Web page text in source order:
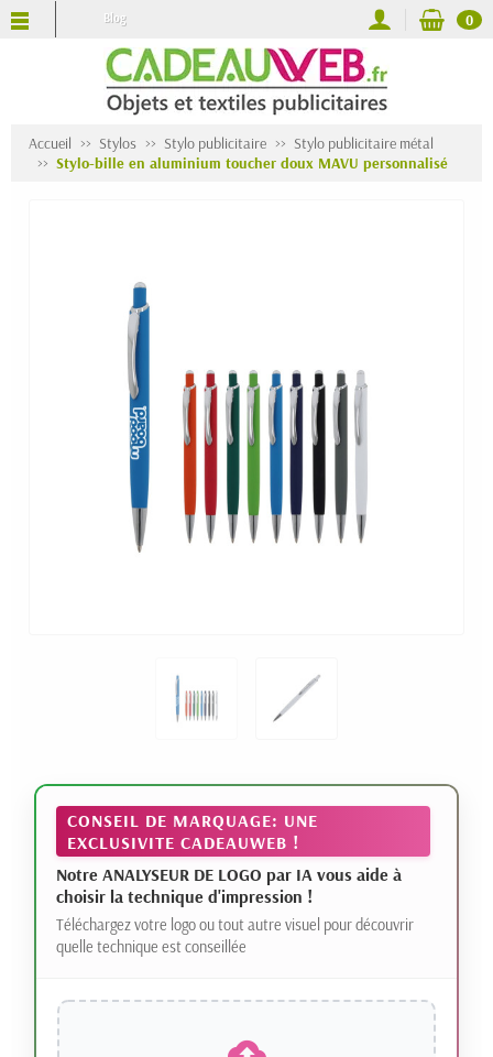
Blog 0
Accueil Stylos Stylo publicitaire
Stylo publicitaire métal
Stylo-bille en aluminium toucher doux MAVU personnalisé
CONSEIL DE MARQUAGE: UNE
EXCLUSIVITE CADEAUWEB !
Notre ANALYSEUR DE LOGO par IA vous aide à
choisir la technique d'impression !
Téléchargez votre logo ou tout autre visuel pour découvrir
quelle technique est conseillée